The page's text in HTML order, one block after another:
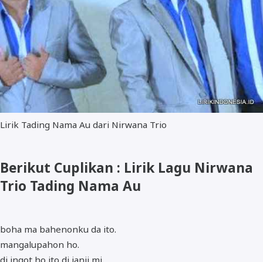
Lirik Tading Nama Au dari Nirwana Trio
Berikut Cuplikan : Lirik Lagu Nirwana
Trio Tading Nama Au
boha ma bahenonku da ito.
mangalupahon ho.